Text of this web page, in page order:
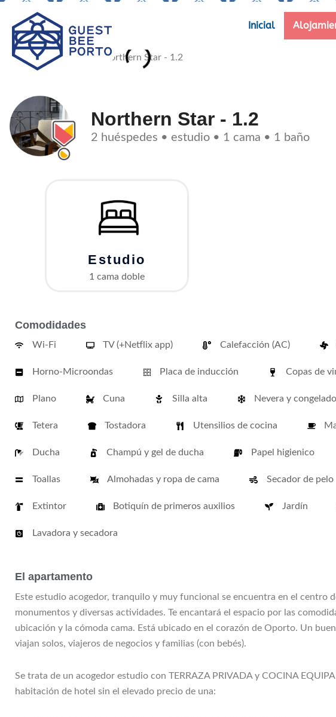
contenido
Inicial
Northern Star - 1.2
2 huéspedes • estudio • 1 cama • 1 baño
Estudio
1 cama doble
Comodidades
Wi-Fi TV (+Netflix app) Calefacción (AC)
Horno-Microondas Placa de inducción Copas de
Plano Cuna Silla alta Nevera y
Tetera Tostadora Utensilios de cocina
Ducha Champú y gel de ducha Papel higienico
Toallas Almohadas y ropa de cama Secador de pelo
Extintor Botiquín de primeros auxilios Jardín
Lavadora y secadora
El apartamento
Este estudio acogedor, tranquilo y muy funcional se encuentra en el centro
monumentos y diversas actividades. Te encantará el espacio por las
ubicación y la cómoda cama. Está ubicado en el corazón de Oporto. Un
viajan solos, viajeros de negocios y familias (con bebés).
Se trata de un acogedor estudio con TERRAZA PRIVADA y COCINA
habitación de hotel sin el elevado precio de una: